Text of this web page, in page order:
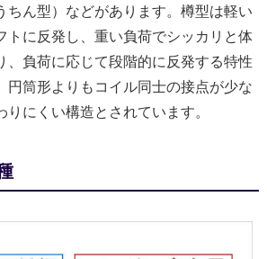
ちん型）などがあります。樽型は軽い
トに反発し、重い負荷でシッカリと体
、負荷に応じて段階的に反発する特性
円筒形よりもコイル同士の接点が少な
りにくい構造とされています。